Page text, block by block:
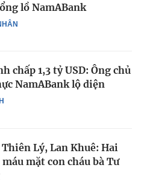
lồ NamABank
chấp 1,3 tỷ USD: Ông chủ
NamABank lộ diện
Lý, Lan Khuê: Hai
mặt con cháu bà Tư